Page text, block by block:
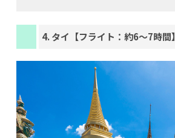
4. タイ【フライト：約6〜7時間】